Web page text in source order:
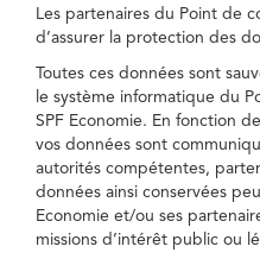
Les partenaires du Point de
d’assurer la protection des
Toutes ces données sont
le système informatique du
SPF Economie. En fonction
vos données sont
autorités compétentes,
données ainsi conservées
Economie et/ou ses
missions d’intérêt public ou